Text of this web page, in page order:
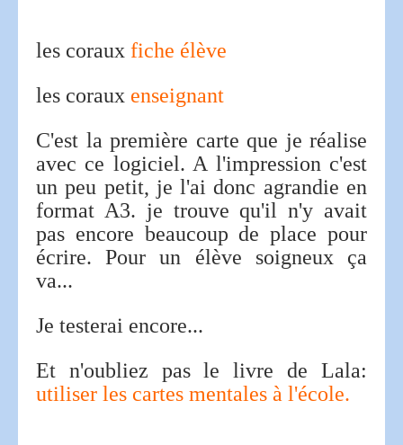
les coraux fiche élève
les coraux enseignant
C'est la première carte que je réalise
avec ce logiciel. A l'impression c'est
un peu petit, je l'ai donc agrandie en
format A3. je trouve qu'il n'y avait
pas encore beaucoup de place pour
écrire. Pour un élève soigneux ça
va...
Je testerai encore...
Et n'oubliez pas le livre de Lala:
utiliser les cartes mentales à l'école.